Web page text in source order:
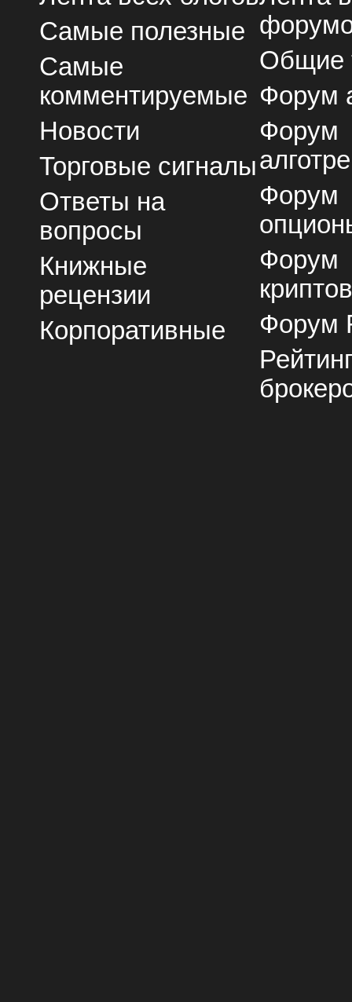
Самые полезные
Самые
комментируемые
Новости
Торговые сигналы
Ответы на
вопросы
Книжные
рецензии
Корпоративные
Общие
Форум
Форум
Форум
Форум
Форум